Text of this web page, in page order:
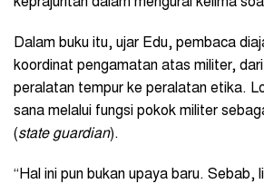
keprajuritan dalam mengurai kelima
Dalam buku itu, ujar Edu, pembaca
koordinat pengamatan atas militer,
peralatan tempur ke peralatan etika.
sana melalui fungsi pokok militer
(state guardian).
“Hal ini pun bukan upaya baru. Sebab,